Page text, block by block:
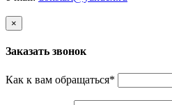
×
Заказать звонок
Как к вам обращаться*